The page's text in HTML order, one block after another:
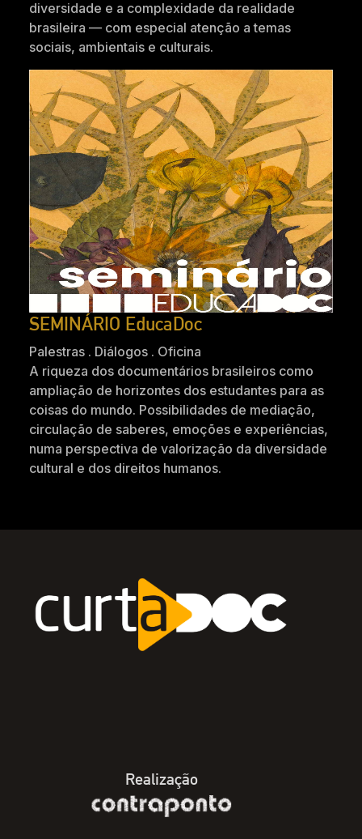
diversidade e a complexidade da realidade
brasileira — com especial atenção a temas
sociais, ambientais e culturais.
SEMINÁRIO EducaDoc
Palestras . Diálogos . Oficina
A riqueza dos documentários brasileiros como
ampliação de horizontes dos estudantes para as
coisas do mundo. Possibilidades de mediação,
circulação de saberes, emoções e experiências,
numa perspectiva de valorização da diversidade
cultural e dos direitos humanos.
Realização